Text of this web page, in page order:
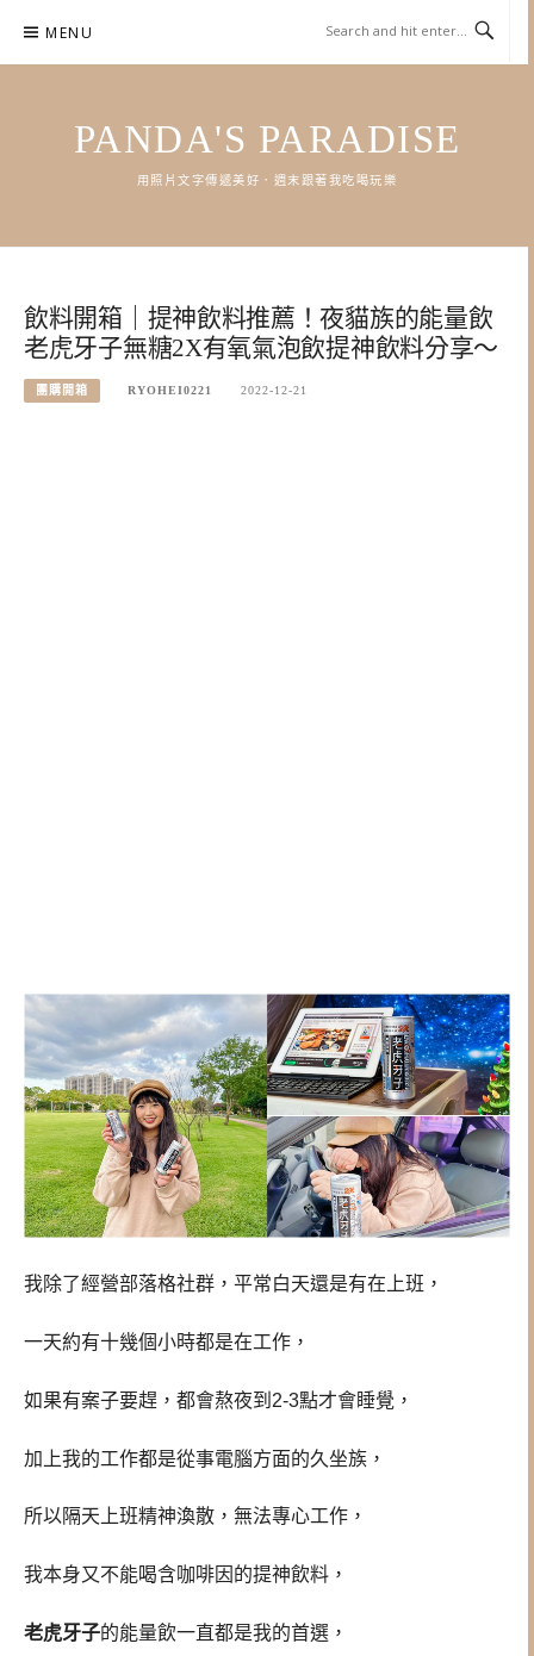
content
MENU
PANDA'S PARADISE
用照片文字傳遞美好．週末跟著我吃喝玩樂
飲料開箱｜提神飲料推薦！夜貓族的能量飲
老虎牙子無糖2X有氧氣泡飲提神飲料分享～
團購開箱 RYOHEI0221 2022-12-21
我除了經營部落格社群，平常白天還是有在上班，
一天約有十幾個小時都是在工作，
如果有案子要趕，都會熬夜到2-3點才會睡覺，
加上我的工作都是從事電腦方面的久坐族，
所以隔天上班精神渙散，無法專心工作，
我本身又不能喝含咖啡因的提神飲料，
老虎牙子的能量飲一直都是我的首選，